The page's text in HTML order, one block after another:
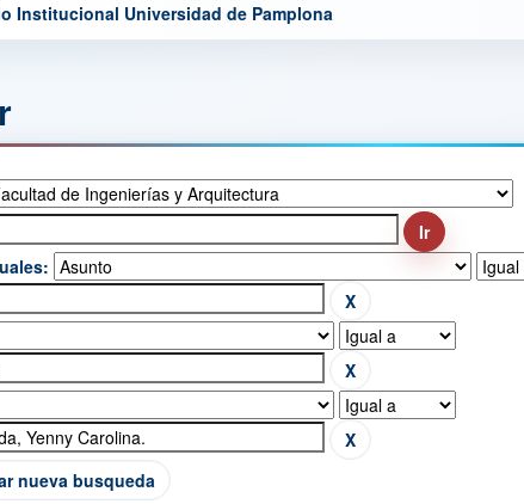
Institucional Universidad de Pamplona
nueva busqueda